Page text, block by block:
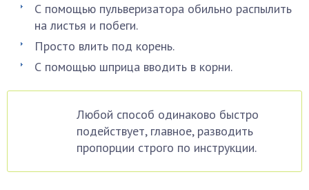
С помощью пульверизатора обильно распылить
на листья и побеги.
Просто влить под корень.
С помощью шприца вводить в корни.
Любой способ одинаково быстро
подействует, главное, разводить
пропорции строго по инструкции.